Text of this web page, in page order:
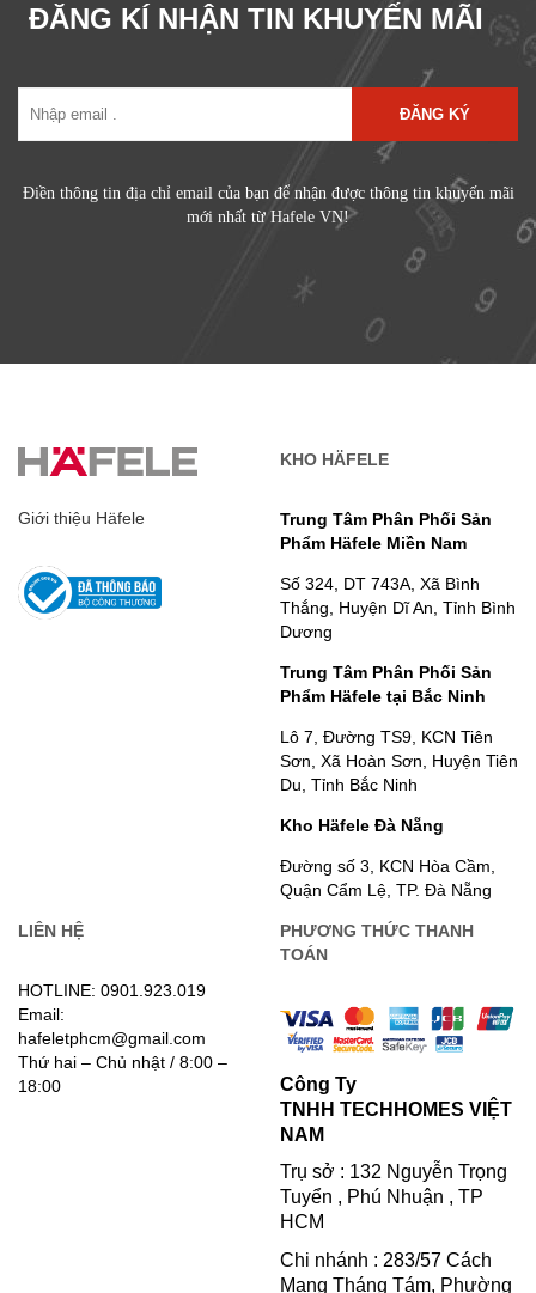
ĐĂNG KÍ NHẬN TIN KHUYẾN MÃI
ĐĂNG KÝ
Điền thông tin địa chỉ email của bạn để nhận được thông tin khuyến mãi
mới nhất từ Hafele VN!
Giới thiệu Häfele
KHO HÄFELE
Trung Tâm Phân Phối Sản
Phẩm Häfele Miền Nam
Số 324, DT 743A, Xã Bình
Thắng, Huyện Dĩ An, Tỉnh Bình
Dương
Trung Tâm Phân Phối Sản
Phẩm Häfele tại Bắc Ninh
Lô 7, Đường TS9, KCN Tiên
Sơn, Xã Hoàn Sơn, Huyện Tiên
Du, Tỉnh Bắc Ninh
Kho Häfele Đà Nẵng
Đường số 3, KCN Hòa Cầm,
Quận Cẩm Lệ, TP. Đà Nẵng
LIÊN HỆ
HOTLINE: 0901.923.019
Email:
hafeletphcm@gmail.com
Thứ hai – Chủ nhật / 8:00 –
18:00
PHƯƠNG THỨC THANH
TOÁN
Công Ty
TNHH TECHHOMES VIỆT
NAM
Trụ sở : 132 Nguyễn Trọng
Tuyển , Phú Nhuận , TP
HCM
Chi nhánh : 283/57 Cách
Mạng Tháng Tám, Phường